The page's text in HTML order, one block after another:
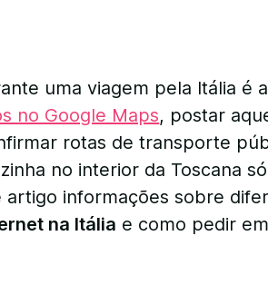
uma viagem pela Itália é
no Google Maps, postar
rotas de transporte
no interior da Toscana
artigo informações sobre
na Itália e como pedir